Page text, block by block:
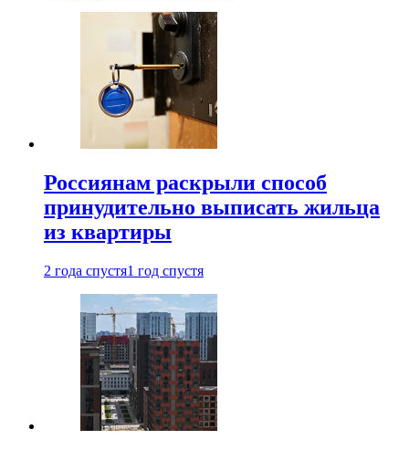
Россиянам раскрыли способ
принудительно выписать жильца
из квартиры
2 года спустя1 год спустя